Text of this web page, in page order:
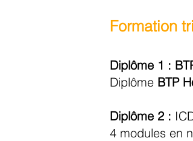
Formation
Diplôme 1 :
Diplôme BTP
Diplôme 2 :
4 modules en